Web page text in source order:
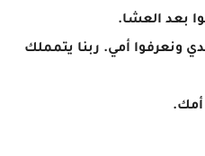
بعد العشا.
ونعرفوا أمي. ربنا يتمملك
أمك.